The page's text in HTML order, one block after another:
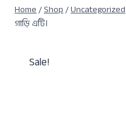
Home/Shop/Uncategorized
গাড়ি এটি।
Sale!